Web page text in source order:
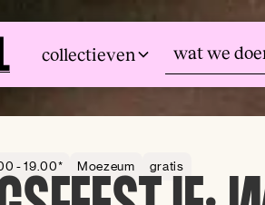
collectieven wat we
- 19.00* Moezeum gratis